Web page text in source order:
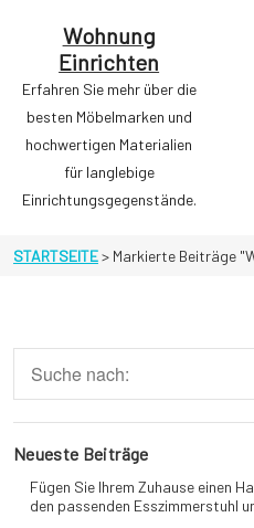
Wohnung
Einrichten
Erfahren Sie mehr über die
besten Möbelmarken und
hochwertigen Materialien
für langlebige
Einrichtungsgegenstände.
STARTSEITE> Markierte Beiträge
Neueste Beiträge
Fügen Sie Ihrem Zuhause einen
den passenden Esszimmerstuhl